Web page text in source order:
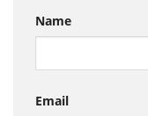
Name
Email